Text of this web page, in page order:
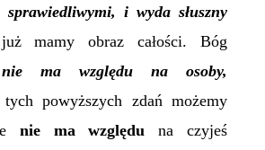
i wyda słuszny
mamy obraz całości. Bóg
nie ma względu na osoby,
powyższych zdań możemy
nie ma względu na czyjeś